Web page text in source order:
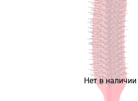
Нет в наличии